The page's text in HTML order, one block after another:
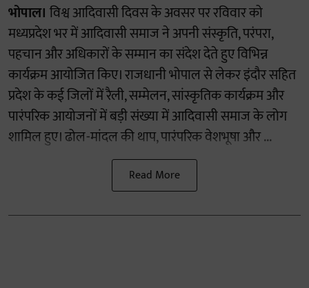
भोपाल। विश्व आदिवासी दिवस के अवसर पर रविवार को
मध्यप्रदेश भर में आदिवासी समाज ने अपनी संस्कृति, परंपरा,
पहचान और अधिकारों के सम्मान का संदेश देते हुए विभिन्न
कार्यक्रम आयोजित किए। राजधानी भोपाल से लेकर इंदौर सहित
प्रदेश के कई जिलों में रैली, सम्मेलन, सांस्कृतिक कार्यक्रम और
पारंपरिक आयोजनों में बड़ी संख्या में आदिवासी समाज के लोग
शामिल हुए। ढोल-मांदल की थाप, पारंपरिक वेशभूषा और ...
Read More